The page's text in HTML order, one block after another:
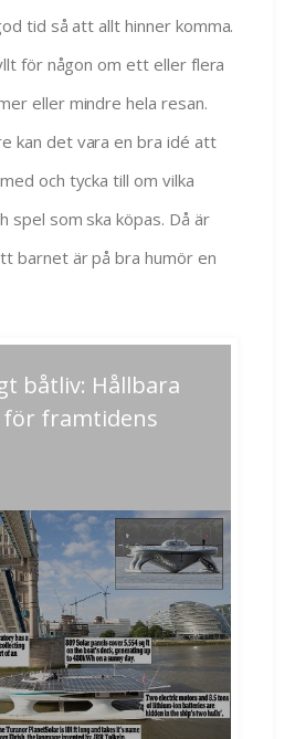
tid så att allt hinner komma.
för någon om ett eller flera
eller mindre hela resan.
kan det vara en bra idé att
och tycka till om vilka
spel som ska köpas. Då är
barnet är på bra humör en
båtliv: Hållbara
framtidens